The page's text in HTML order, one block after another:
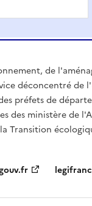
de
déconcentré de
préfets de
des ministère de
Transition